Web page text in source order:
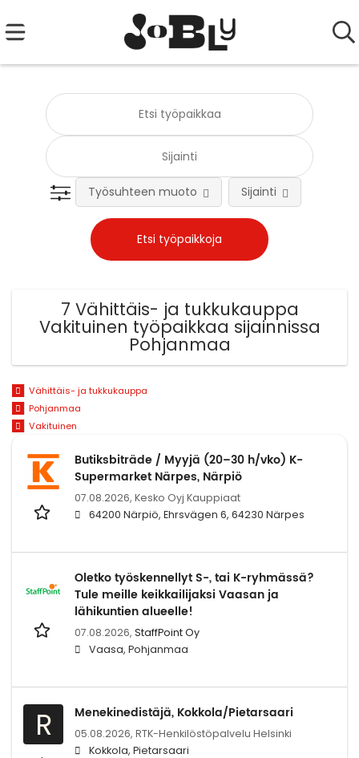
Työsuhteen muoto Sijainti
7 Vähittäis- ja tukkukauppa
Vakituinen työpaikkaa sijainnissa
Pohjanmaa
Vähittäis- ja tukkukauppa
Pohjanmaa
Vakituinen
Butiksbiträde / Myyjä (20–30 h/vko) K-
Supermarket Närpes, Närpiö
07.08.2026, Kesko Oyj Kauppiaat
64200 Närpiö, Ehrsvägen 6, 64230 Närpes
Oletko työskennellyt S-, tai K-ryhmässä?
Tule meille keikkailijaksi Vaasan ja
lähikuntien alueelle!
07.08.2026, StaffPoint Oy
Vaasa, Pohjanmaa
R Menekinedistäjä, Kokkola/Pietarsaari
05.08.2026, RTK-Henkilöstöpalvelu Helsinki
Kokkola, Pietarsaari